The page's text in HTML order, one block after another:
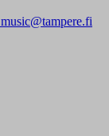
music@tampere.fi